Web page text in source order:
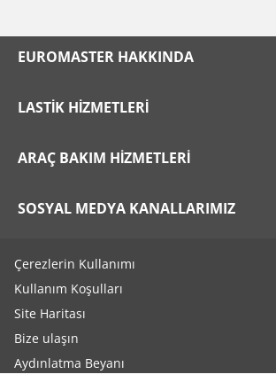
EUROMASTER HAKKINDA
LASTIK HIZMETLERI
ARAÇ BAKIM HIZMETLERI
SOSYAL MEDYA KANALLARIMIZ
Çerezlerin Kullanımı
Kullanım Koşulları
Site Haritası
Bize ulaşın
Aydınlatma Beyanı